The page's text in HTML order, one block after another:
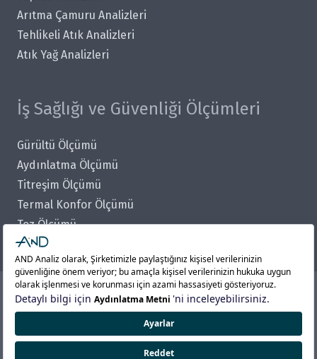
Arıtma Çamuru Analizleri
Tehlikeli Atık Analizleri
Atık Yağ Analizleri
İş Sağlığı ve Güvenliği Ölçümleri
Gürültü Ölçümü
Aydınlatma Ölçümü
Titreşim Ölçümü
Termal Konfor Ölçümü
Toz Ölçümü
Kimyasal Ölçümler
AND Analiz Test Ölçüm ve Laboratuvar Hizmetleri Tic.
AND Grup Şirketleri:Sistem Belgelendirme–Periyodik Kontrol ve Muayene–